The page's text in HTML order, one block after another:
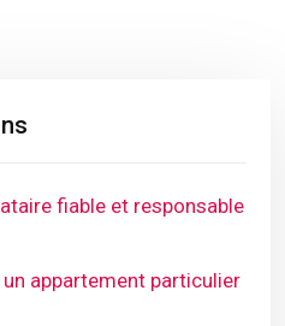
fiable et responsable
appartement particulier